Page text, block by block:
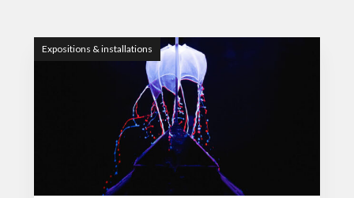
Expositions & installations